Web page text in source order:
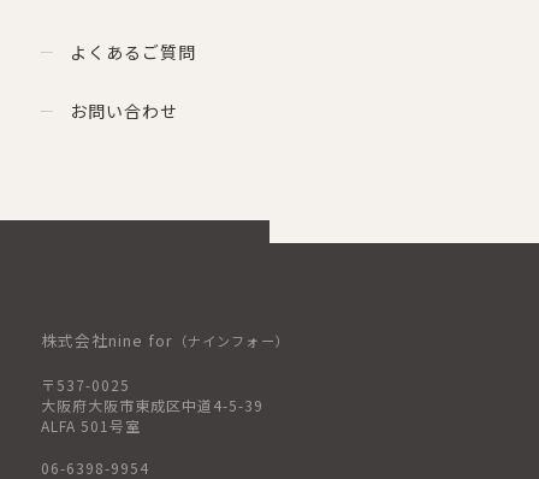
よくあるご質問
お問い合わせ
株式会社nine for （ナインフォー）
〒537-0025
大阪府大阪市東成区中道4-5-39
ALFA 501号室
06-6398-9954